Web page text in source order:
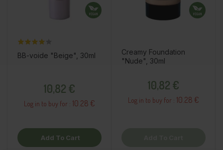
BB-voide "Beige", 30ml
10,82 €
Log in to buy for : 10.28 €
Add To Cart
Creamy Foundation
"Nude", 30ml
10,82 €
Log in to buy for : 10.28 €